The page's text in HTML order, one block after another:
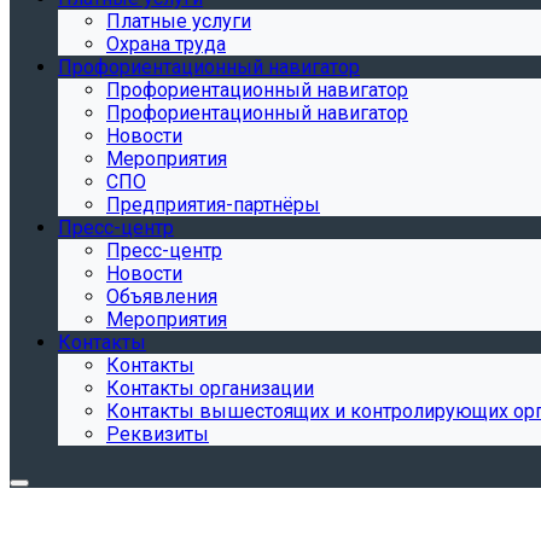
Платные услуги
Охрана труда
Профориентационный навигатор
Профориентационный навигатор
Профориентационный навигатор
Новости
Мероприятия
СПО
Предприятия-партнёры
Пресс-центр
Пресс-центр
Новости
Объявления
Мероприятия
Контакты
Контакты
Контакты организации
Контакты вышестоящих и контролирующих
Реквизиты